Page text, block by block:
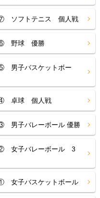
ソフトテニス 個人戦
⑥ 野球 優勝
男子バスケットボー
④ 卓球 個人戦
男子バレーボール 優勝
女子バレーボール 3
女子バスケットボール